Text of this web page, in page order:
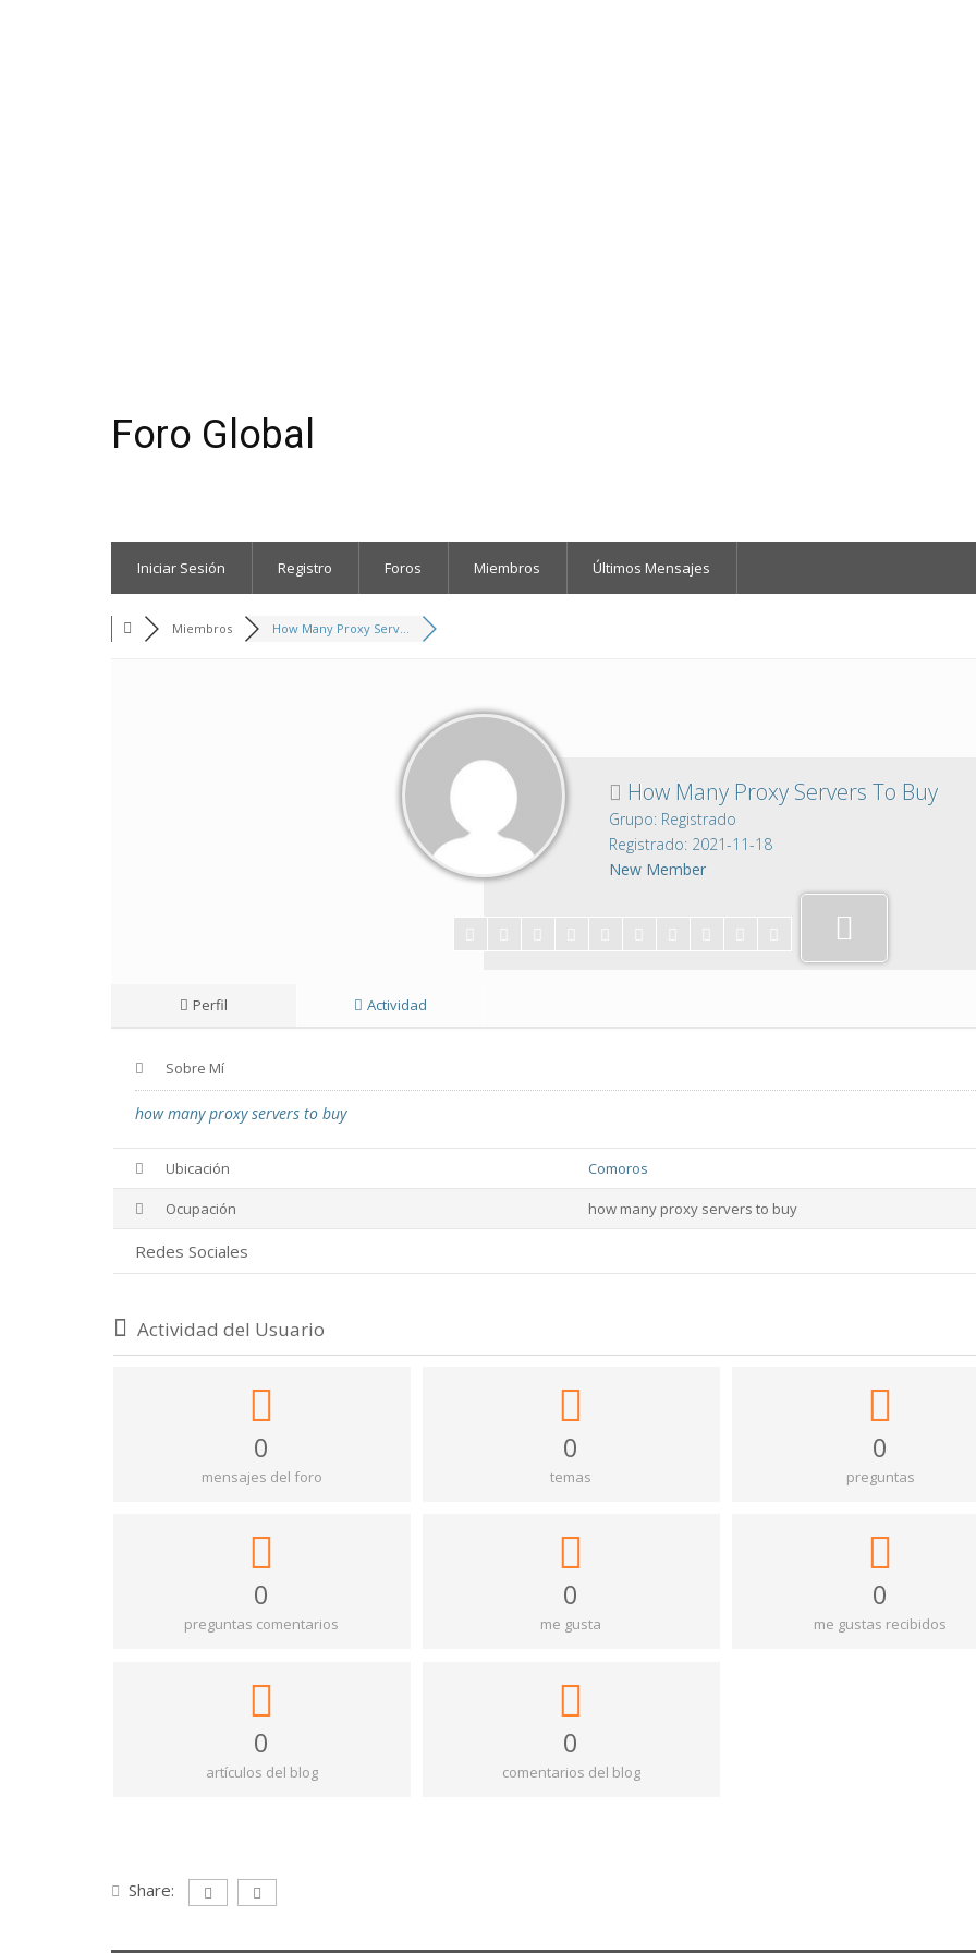
Foro Global
Iniciar Sesión Registro Foros Miembros Últimos Mensajes
Miembros How Many Proxy Serv...
How Many Proxy Servers To Buy
Grupo: Registrado
Registrado: 2021-11-18
New Member
Perfil Actividad
Sobre Mí
how many proxy servers to buy
Ubicación Comoros
Ocupación how many proxy servers to buy
Redes Sociales
Actividad del Usuario
0
mensajes del foro
0
temas
0
preguntas
0
preguntas comentarios
0
me gusta
0
me gustas recibidos
0
artículos del blog
0
comentarios del blog
Share: